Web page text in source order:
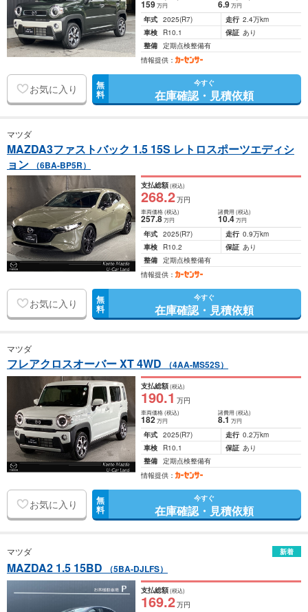
159万円 6.9 万円
年式 2025(R7) 走行 2.4万km
車検
R10.1 保証 あり
整備 定期点検整備有
情報提供：
お気に入り 無
料
今すぐ
在庫確認・見積依頼
マツダ
MAZDA3ファストバック 1.5 15S レトロスポーツエディシ
ョン
（6BA-BP5R）
支払総額(税込)
268.2万円
車両価格(税込)
257.8万円
諸費用 (税込)
10.4 万円
年式 2025(R7) 走行 0.9万km
車検
R10.2 保証 あり
整備 定期点検整備有
情報提供：
お気に入り 無
料
今すぐ
在庫確認・見積依頼
マツダ
フレアクロスオーバー XT 4WD （4AA-MS52S）
支払総額(税込)
190.1 万円
車両価格(税込)
182万円
諸費用 (税込)
8.1 万円
年式 2025(R7) 走行 0.2万km
車検
R10.1 保証 あり
整備 定期点検整備有
情報提供：
お気に入り 無
料
今すぐ
在庫確認・見積依頼
マツダ 新着
MAZDA2 1.5 15BD （5BA-DJLFS）
支払総額(税込)
169.2万円